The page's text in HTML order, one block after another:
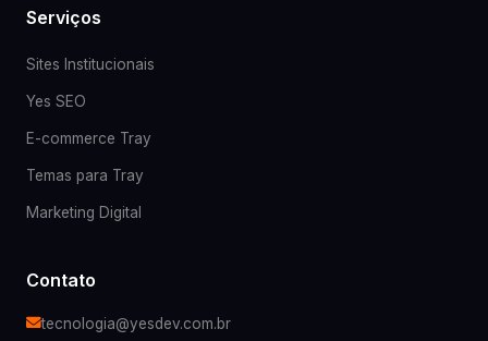
Serviços
Sites Institucionais
Yes SEO
E-commerce Tray
Temas para Tray
Marketing Digital
Contato
tecnologia@yesdev.com.br